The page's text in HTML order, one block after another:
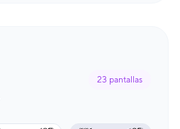
23 pantallas